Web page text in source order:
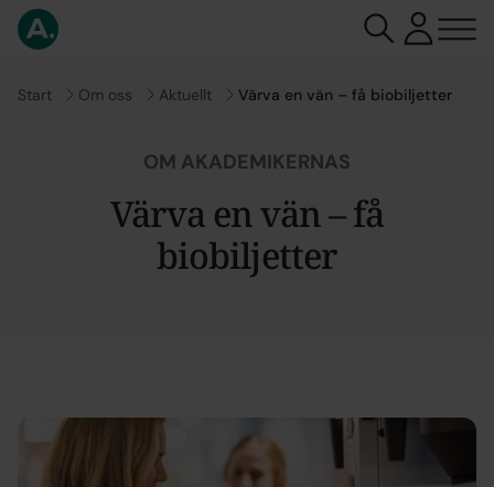
Gå till
Start Gå till
Om oss Gå till
Aktuellt Värva en vän – få biobiljetter
OM AKADEMIKERNAS
Värva en vän – få
biobiljetter